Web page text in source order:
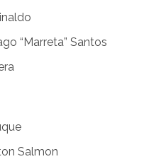
“Marreta” Santos
Salmon